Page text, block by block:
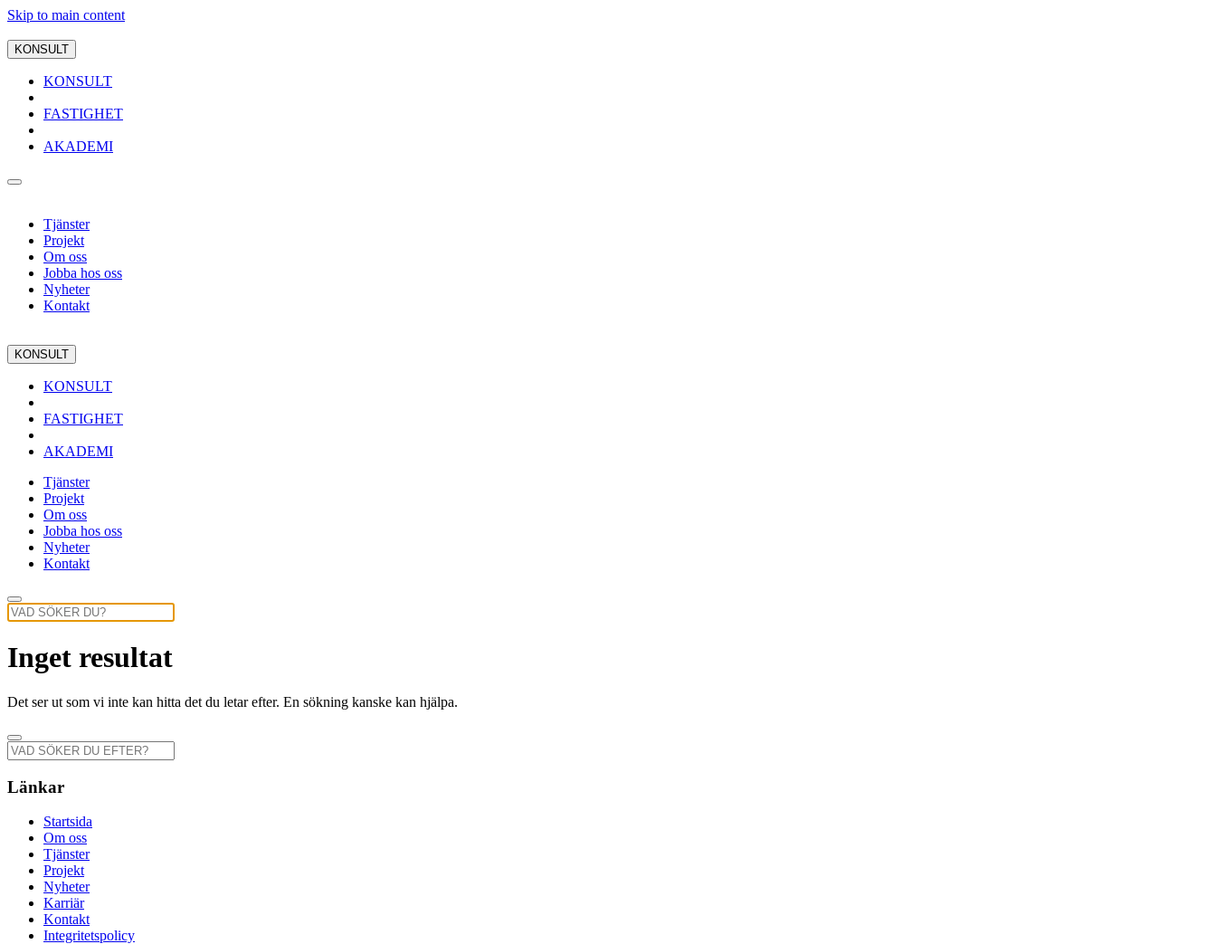
Skip to main content
KONSULT
KONSULT
FASTIGHET
AKADEMI
Tjänster
Projekt
Om oss
Jobba hos oss
Nyheter
Kontakt
KONSULT
KONSULT
FASTIGHET
AKADEMI
Tjänster
Projekt
Om oss
Jobba hos oss
Nyheter
Kontakt
Inget resultat
Det ser ut som vi inte kan hitta det du letar efter. En sökning kanske kan hjälpa.
Länkar
Startsida
Om oss
Tjänster
Projekt
Nyheter
Karriär
Kontakt
Integritetspolicy